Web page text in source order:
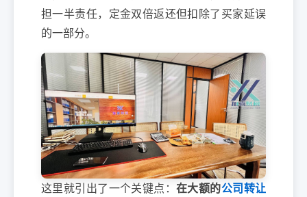
担一半责任，定金双倍返还但扣除了买家延误
的一部分。
这里就引出了一个关键点：在大额的公司转让